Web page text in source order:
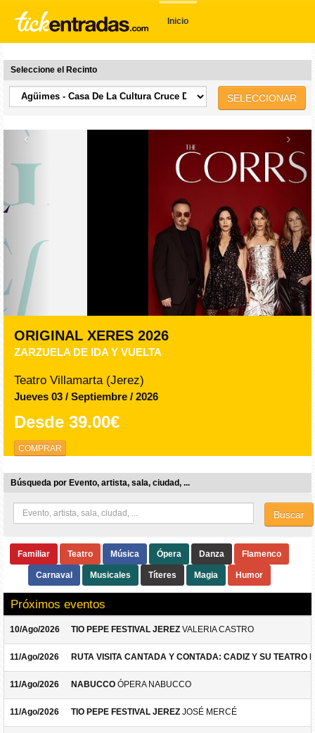
Inicio
Seleccione el Recinto
SELECCIONAR
‹ ›
TIO PEPE FESTIVAL JEREZ
THE CORRS
Bodegas Las Copas (Jerez)
Jueves 13 / Agosto / 2026
Desde 80.00€
COMPRAR
Búsqueda por Evento, artista, sala, ciudad, ...
Buscar
Familiar Teatro Música Ópera Danza Flamenco
Carnaval Musicales Títeres Magia Humor
Próximos eventos
10/Ago/2026 TIO PEPE FESTIVAL JEREZ VALERIA CASTRO
11/Ago/2026 RUTA VISITA CANTADA Y CONTADA: CADIZ Y SU TEATRO
11/Ago/2026 NABUCCO ÓPERA NABUCCO
11/Ago/2026 TIO PEPE FESTIVAL JEREZ JOSÉ MERCÉ